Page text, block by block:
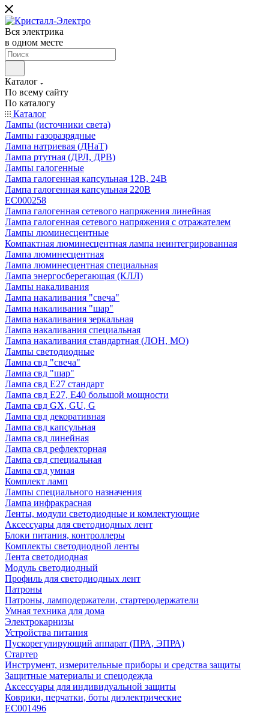
Вся электрика
в одном месте
Каталог
По всему сайту
По каталогу
Каталог
Лампы (источники света)
Лампы газоразрядные
Лампа натриевая (ДНаТ)
Лампа ртутная (ДРЛ, ДРВ)
Лампы галогенные
Лампа галогенная капсульная 12В, 24В
Лампа галогенная капсульная 220В
EC000258
Лампа галогенная сетевого напряжения линейная
Лампа галогенная сетевого напряжения с отражателем
Лампы люминесцентные
Компактная люминесцентная лампа неинтегрированная
Лампа люминесцентная
Лампа люминесцентная специальная
Лампа энергосберегающая (КЛЛ)
Лампы накаливания
Лампа накаливания "свеча"
Лампа накаливания "шар"
Лампа накаливания зеркальная
Лампа накаливания специальная
Лампа накаливания стандартная (ЛОН, МО)
Лампы светодиодные
Лампа свд "свеча"
Лампа свд "шар"
Лампа свд E27 стандарт
Лампа свд E27, Е40 большой мощности
Лампа свд GX, GU, G
Лампа свд декоративная
Лампа свд капсульная
Лампа свд линейная
Лампа свд рефлекторная
Лампа свд специальная
Лампа свд умная
Комплект ламп
Лампы специального назначения
Лампа инфракрасная
Ленты, модули светодиодные и комлектующие
Аксессуары для светодиодных лент
Блоки питания, контроллеры
Комплекты светодиодной ленты
Лента светодиодная
Модуль светодиодный
Профиль для светодиодных лент
Патроны
Патроны, ламподержатели, стартеродержатели
Умная техника для дома
Электрокарнизы
Устройства питания
Пускорегулирующий аппарат (ПРА, ЭПРА)
Стартер
Инструмент, измерительные приборы и средства защиты
Защитные материалы и спецодежда
Аксессуары для индивидуальной защиты
Коврики, перчатки, боты диэлектрические
EC001496